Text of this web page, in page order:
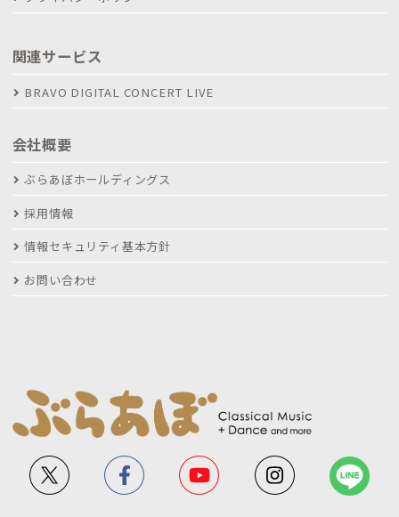
関連サービス
BRAVO DIGITAL CONCERT LIVE
会社概要
ぶらあぼホールディングス
採用情報
情報セキュリティ基本方針
お問い合わせ